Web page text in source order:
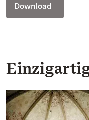
Download